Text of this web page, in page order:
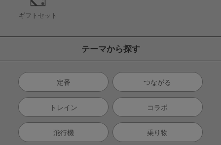
ギフトセット
テーマから探す
定番 つながる
トレイン コラボ
飛行機 乗り物